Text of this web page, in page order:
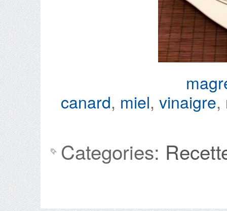
canard, miel,vinaigre,
Categories: